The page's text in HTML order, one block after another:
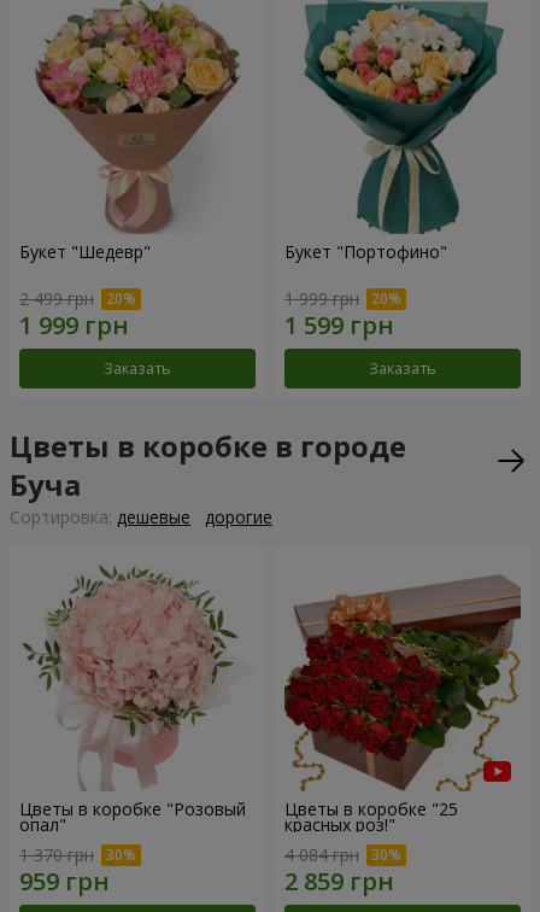
Букет "Шедевр"
2 499 грн
Заказать
Букет "Портофино"
1 999 грн
Заказать
Цветы в коробке в городе
Буча
Cортировка: дешевые дорогие
Цветы в коробке "Розовый
опал"
1 370 грн
Цветы в коробке "25
красных роз!"
4 084 грн